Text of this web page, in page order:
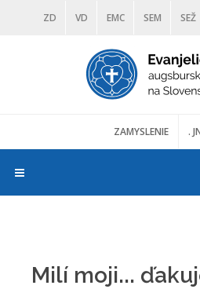
ZD VD EMC SEM SEŽ
DIAKONIA ŠKOLY
ZAMYSLENIE .
Milí moji...